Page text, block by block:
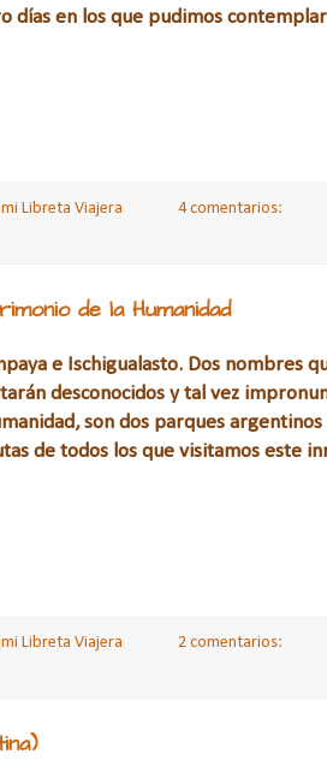
días en los que pudimos
Libreta Viajera
4 comentarios:
de la Humanidad
e Ischigualasto. Dos nombres
desconocidos y tal vez
son dos parques
de todos los que visitamos este
Libreta Viajera
2 comentarios: